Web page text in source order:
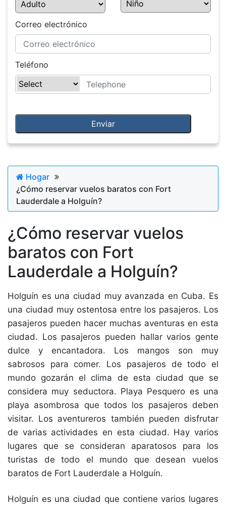
Correo electrónico
Teléfono
Hogar
¿Cómo reservar vuelos baratos con Fort
Lauderdale a Holguín?
¿Cómo reservar vuelos
baratos con Fort
Lauderdale a Holguín?
Holguín es una ciudad muy avanzada en Cuba. Es
una ciudad muy ostentosa entre los pasajeros. Los
pasajeros pueden hacer muchas aventuras en esta
ciudad. Los pasajeros pueden hallar varios gente
dulce y encantadora. Los mangos son muy
sabrosos para comer. Los pasajeros de todo el
mundo gozarán el clima de esta ciudad que se
considera muy seductora. Playa Pesquero es una
playa asombrosa que todos los pasajeros deben
visitar. Los aventureros también pueden disfrutar
de varias actividades en esta ciudad. Hay varios
lugares que se consideran aparatosos para los
turistas de todo el mundo que desean vuelos
baratos de Fort Lauderdale a Holguín.
Holguín es una ciudad que contiene varios lugares